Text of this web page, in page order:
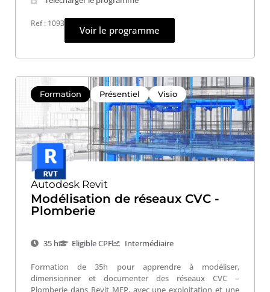
Ref : 1093
Voir le programme
Formation Présentiel Visio
Autodesk Revit
Modélisation de réseaux CVC -
Plomberie
35 h Eligible CPF Intermédiaire
Formation de 35h pour apprendre à modéliser,
dimensionner et documenter des réseaux CVC –
Plomberie dans Revit MEP, avec une exploitation et une